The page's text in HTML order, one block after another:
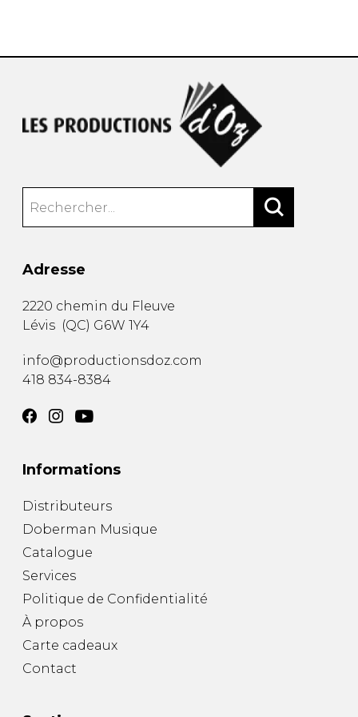
Adresse
2220 chemin du Fleuve
Lévis (QC) G6W 1Y4
info@productionsdoz.com
418 834-8384
Informations
Distributeurs
Doberman Musique
Catalogue
Services
Politique de Confidentialité
À propos
Carte cadeaux
Contact